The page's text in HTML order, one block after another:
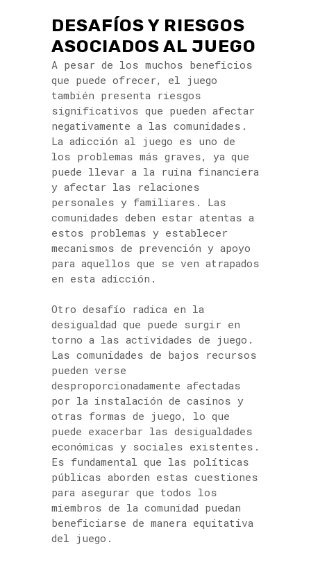
DESAFÍOS Y RIESGOS
ASOCIADOS AL JUEGO
A pesar de los muchos beneficios
que puede ofrecer, el juego
también presenta riesgos
significativos que pueden afectar
negativamente a las comunidades.
La adicción al juego es uno de
los problemas más graves, ya que
puede llevar a la ruina financiera
y afectar las relaciones
personales y familiares. Las
comunidades deben estar atentas a
estos problemas y establecer
mecanismos de prevención y apoyo
para aquellos que se ven atrapados
en esta adicción.
Otro desafío radica en la
desigualdad que puede surgir en
torno a las actividades de juego.
Las comunidades de bajos recursos
pueden verse
desproporcionadamente afectadas
por la instalación de casinos y
otras formas de juego, lo que
puede exacerbar las desigualdades
económicas y sociales existentes.
Es fundamental que las políticas
públicas aborden estas cuestiones
para asegurar que todos los
miembros de la comunidad puedan
beneficiarse de manera equitativa
del juego.